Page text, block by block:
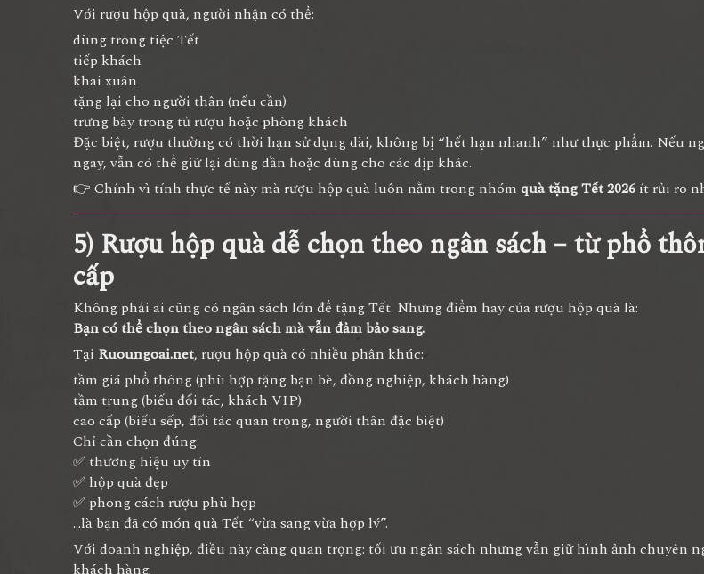
Với rượu hộp quà, người nhận có thể:
dùng trong tiệc Tết
tiếp khách
khai xuân
tặng lại cho người thân (nếu cần)
trưng bày trong tủ rượu hoặc phòng khách
Đặc biệt, rượu thường có thời hạn sử dụng dài, không bị “hết hạn nhanh” như thực phẩm. Nếu
ngay, vẫn có thể giữ lại dùng dần hoặc dùng cho các dịp khác.
👉 Chính vì tính thực tế này mà rượu hộp quà luôn nằm trong nhóm quà tặng Tết 2026 ít rủi ro
5) Rượu hộp quà dễ chọn theo ngân sách – từ phổ
cấp
Không phải ai cũng có ngân sách lớn để tặng Tết. Nhưng điểm hay của rượu hộp quà là:
Bạn có thể chọn theo ngân sách mà vẫn đảm bảo sang.
Tại Ruoungoai.net, rượu hộp quà có nhiều phân khúc:
tầm giá phổ thông (phù hợp tặng bạn bè, đồng nghiệp, khách hàng)
tầm trung (biếu đối tác, khách VIP)
cao cấp (biếu sếp, đối tác quan trọng, người thân đặc biệt)
Chỉ cần chọn đúng:
✅ thương hiệu uy tín
✅ hộp quà đẹp
✅ phong cách rượu phù hợp
…là bạn đã có món quà Tết “vừa sang vừa hợp lý”.
Với doanh nghiệp, điều này càng quan trọng: tối ưu ngân sách nhưng vẫn giữ hình ảnh chuyên
khách hàng.